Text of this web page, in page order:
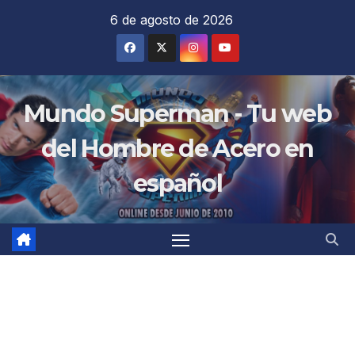
6 de agosto de 2026
Mundo Superman - Tu web
del Hombre de Acero en
español